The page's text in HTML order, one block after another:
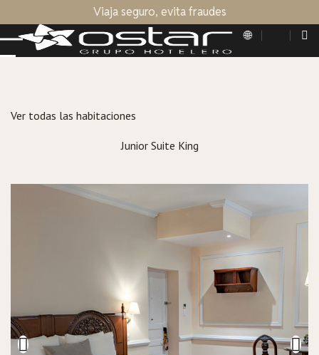
Viaja seguro, evita fraudes
Ver todas las habitaciones
Junior Suite King